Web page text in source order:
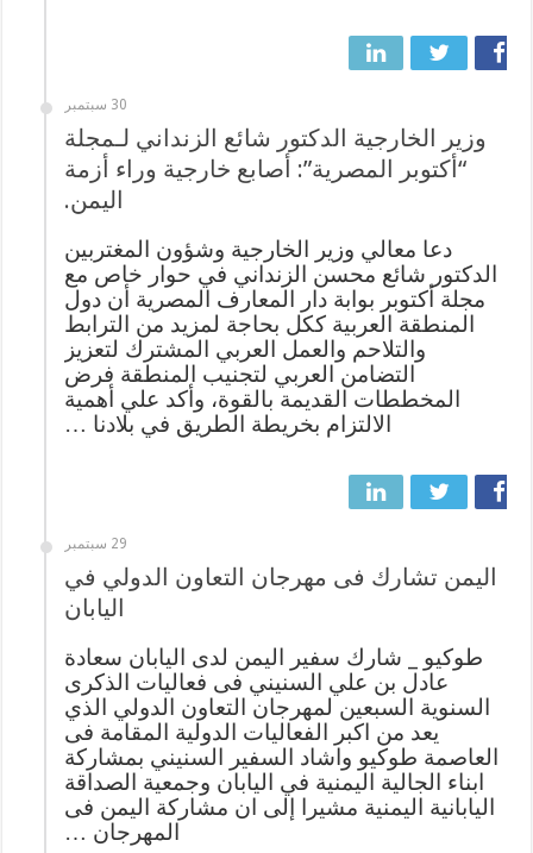
30 سبتمبر
وزير الخارجية الدكتور شائع الزنداني لـمجلة
“أكتوبر المصرية”: أصابع خارجية وراء أزمة
اليمن.
دعا معالي وزير الخارجية وشؤون المغتربين
الدكتور شائع محسن الزنداني في حوار خاص مع
‎مجلة أكتوبر بوابة دار المعارف المصرية أن دول
المنطقة العربية ككل بحاجة لمزيد من الترابط
والتلاحم والعمل العربي المشترك لتعزيز
التضامن العربي لتجنيب المنطقة فرض
المخططات القديمة بالقوة، وأكد علي أهمية
الالتزام بخريطة الطريق في بلادنا …
29 سبتمبر
اليمن تشارك فى مهرجان التعاون الدولي في
اليابان
طوكيو _ شارك سفير اليمن لدى اليابان سعادة
عادل بن علي السنيني فى فعاليات الذكرى
السنوية السبعين لمهرجان التعاون الدولي الذي
يعد من اكبر الفعاليات الدولية المقامة فى
العاصمة طوكيو واشاد السفير السنيني بمشاركة
ابناء الجالية اليمنية في اليابان وجمعية الصداقة
اليابانية اليمنية مشيرا إلى ان مشاركة اليمن فى
المهرجان …